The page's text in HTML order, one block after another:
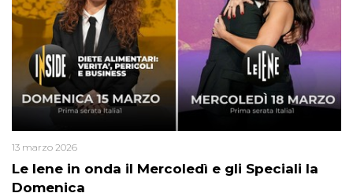
Le Iene in onda il Mercoledì e gli Speciali la
Domenica
13 marzo 2026